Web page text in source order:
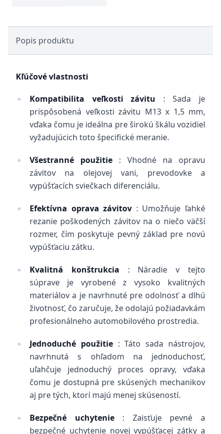
Popis produktu
Kľúčové vlastnosti
Kompatibilita veľkosti závitu : Sada je
prispôsobená veľkosti závitu M13 x 1,5 mm,
vďaka čomu je ideálna pre širokú škálu vozidiel
vyžadujúcich toto špecifické meranie.
Všestranné použitie : Vhodné na opravu
závitov na olejovej vani, prevodovke a
vypúšťacích sviečkach diferenciálu.
Efektívna oprava závitov : Umožňuje ľahké
rezanie poškodených závitov na o niečo väčší
rozmer, čím poskytuje pevný základ pre novú
vypúšťaciu zátku.
Kvalitná konštrukcia : Náradie v tejto
súprave je vyrobené z vysoko kvalitných
materiálov a je navrhnuté pre odolnosť a dlhú
životnosť, čo zaručuje, že odolajú požiadavkám
profesionálneho automobilového prostredia.
Jednoduché použitie: Táto sada nástrojov,
navrhnutá s ohľadom na jednoduchosť,
uľahčuje jednoduchý proces opravy, vďaka
čomu je dostupná pre skúsených mechanikov
aj pre tých, ktorí majú menej skúseností.
Bezpečné uchytenie: Zaisťuje pevné a
bezpečné uchytenie novej vypúšťacej zátky a